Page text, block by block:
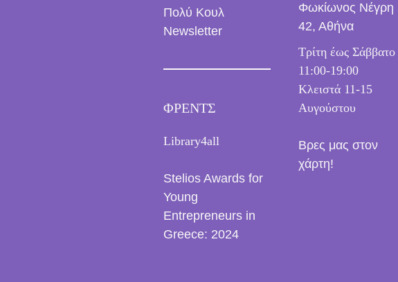
Πολύ Κουλ
Newsletter
ΦΡΕΝΤΣ
Library4all
Stelios Awards for
Young
Entrepreneurs in
Greece: 2024
Φωκίωνος Νέγρη
42, Αθήνα
Τρίτη έως Σάββατο
11:00-19:00
Κλειστά 11-15
Αυγούστου
Βρες μας στον
χάρτη!